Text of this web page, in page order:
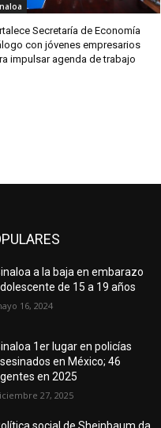
Secretaría de Economía
con jóvenes empresarios
impulsar agenda de trabajo
a la baja en embarazo
de 15 a 19 años
16, 2024
1er lugar en policías
en México; 46
en 2025
27, 2025